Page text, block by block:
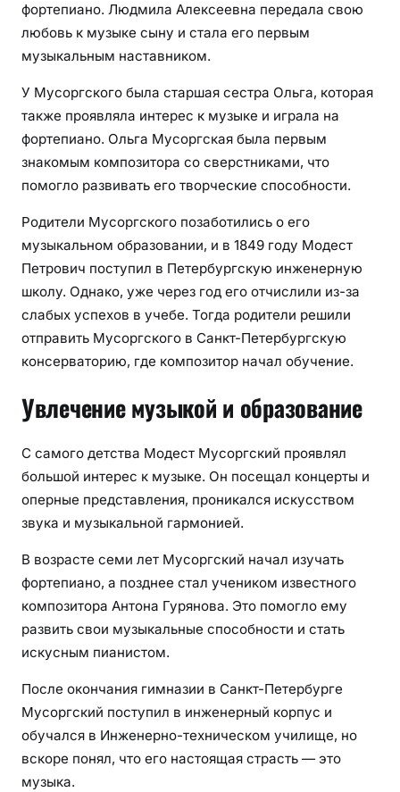
фортепиано. Людмила Алексеевна передала свою
любовь к музыке сыну и стала его первым
музыкальным наставником.
У Мусоргского была старшая сестра Ольга, которая
также проявляла интерес к музыке и играла на
фортепиано. Ольга Мусоргская была первым
знакомым композитора со сверстниками, что
помогло развивать его творческие способности.
Родители Мусоргского позаботились о его
музыкальном образовании, и в 1849 году Модест
Петрович поступил в Петербургскую инженерную
школу. Однако, уже через год его отчислили из-за
слабых успехов в учебе. Тогда родители решили
отправить Мусоргского в Санкт-Петербургскую
консерваторию, где композитор начал обучение.
Увлечение музыкой и образование
С самого детства Модест Мусоргский проявлял
большой интерес к музыке. Он посещал концерты и
оперные представления, проникался искусством
звука и музыкальной гармонией.
В возрасте семи лет Мусоргский начал изучать
фортепиано, а позднее стал учеником известного
композитора Антона Гурянова. Это помогло ему
развить свои музыкальные способности и стать
искусным пианистом.
После окончания гимназии в Санкт-Петербурге
Мусоргский поступил в инженерный корпус и
обучался в Инженерно-техническом училище, но
вскоре понял, что его настоящая страсть — это
музыка.